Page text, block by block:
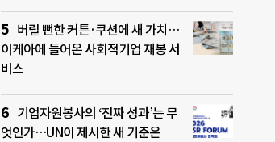
버릴 뻔한 커튼·쿠션에 새 가치…
이케아에 들어온 사회적기업 재봉 서
비스
기업자원봉사의 ‘진짜 성과’는 무
엇인가…UN이 제시한 새 기준은